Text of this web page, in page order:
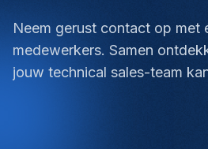
Neem gerust contact op met
medewerkers. Samen
jouw technical sales-team